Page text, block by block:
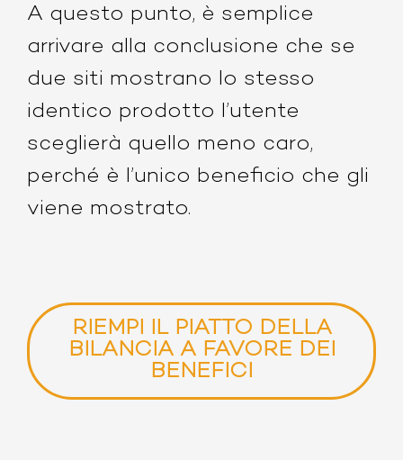
A questo punto, è semplice
arrivare alla conclusione che se
due siti mostrano lo stesso
identico prodotto l’utente
sceglierà quello meno caro,
perché è l’unico beneficio che gli
viene mostrato.
RIEMPI IL PIATTO DELLA
BILANCIA A FAVORE DEI
BENEFICI